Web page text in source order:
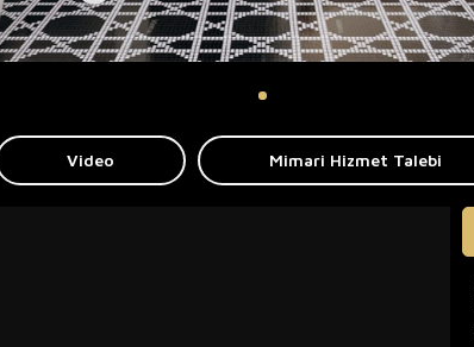
Video Mimari Hizmet Talebi